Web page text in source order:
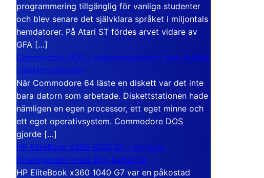
programmering tillgänglig för vanliga studenter
och blev senare det självklara språket i miljontals
hemdatorer. På Atari ST fördes arvet vidare av
GFA […]
Commodore DOS – operativsystemet som bodde
i diskettstationen
När Commodore 64 läste en diskett var det inte
bara datorn som arbetade. Diskettstationen hade
nämligen en egen processor, ett eget minne och
ett eget operativsystem. Commodore DOS
gjorde […]
HP EliteBook x360 1040 G7 – en lyxig
företagsdator med lång batteritid
HP EliteBook x360 1040 G7 var en påkostad